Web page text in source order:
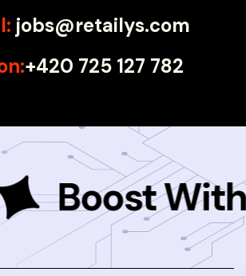
jobs@retailys.com
+420 725 127 782
Boost With